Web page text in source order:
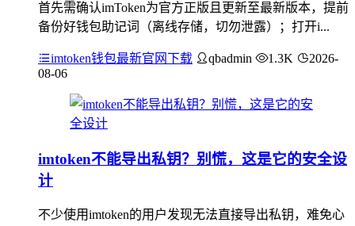
首先需确认imToken为官方正版且更新至最新版本，提前
备份好钱包助记词（离线存储，切勿泄露）；打开i...
imtoken钱包最新官网下载 qbadmin 1.3K
2026-
08-06
imtoken不能导出私钥？别慌，这是它的安全设
计
不少使用imtoken的用户发现无法直接导出私钥，难免心